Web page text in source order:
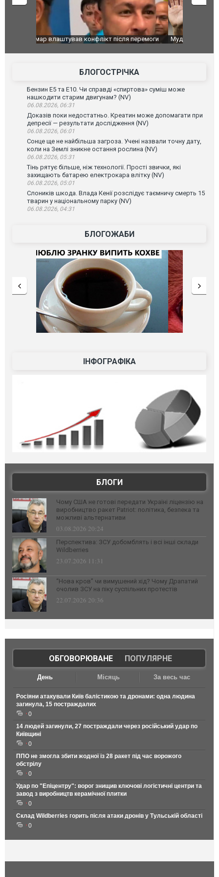
Мудрик провів перший матч за "Челсі" після
під час
Франції
БЛОГОСТРІЧКА
Бензин Е5 та Е10. Чи справді «спиртова» суміш може
нашкодити старим двигунам? (NV)
06.08.2026, 06:31
Доказів поки недостатньо. Креатин може допомагати при
депресії — результати дослідження (NV)
06.08.2026, 06:01
Сонце ще не найбільша загроза. Учені назвали точну дату,
коли на Землі зникне остання рослина (NV)
06.08.2026, 05:31
Тінь рятує більше, ніж технології. Прості звички, які
захищають батарею електрокара влітку (NV)
06.08.2026, 05:01
Слоників шкода. Влада Кенії розслідує таємничу смерть 15
тварин у національному парку (NV)
06.08.2026, 04:31
БЛОГОЖАБИ
ІНФОГРАФІКА
БЛОГИ
Чому США не готові передати Україні ліцензію на
виробництво ракет Patriot: політика, безпека та
можливі альтернативи
03.08.2026 20:24
Перспектива: ЗСУ добомблять і всі інші склади
Wildberries
23.07.2026 11:31
“Нова кров” чи вимушений хід? Чому Драпатий
очолив ЗСУ на піку суспільних протестів
22.07.2026 20:36
ОБГОВОРЮВАНЕ| ПОПУЛЯРНЕ
День Місяць За весь час
Росіяни атакували Київ балістикою та дронами: одна людина
загинула, 15 постраждалих
0
14 людей загинули, 27 постраждали через російський удар по
Київщині
0
ППО не змогла збити жодної із 28 ракет під час ворожого
обстрілу
0
Удар по "Епіцентру": ворог знищив ключові логістичні центри та
завод з виробництв керамічної плитки
0
Склад Wildberries горить після атаки дронів у Тульській області
0